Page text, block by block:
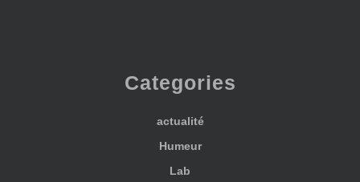
Categories
actualité
Humeur
Lab